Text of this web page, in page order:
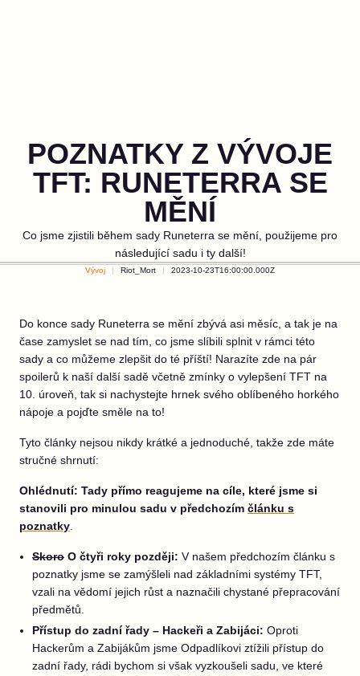
POZNATKY Z VÝVOJE
TFT: RUNETERRA SE
MĚNÍ
Co jsme zjistili během sady Runeterra se mění, použijeme pro
následující sadu i ty další!
Vývoj Riot_Mort 2023-10-23T16:00:00.000Z
Do konce sady Runeterra se mění zbývá asi měsíc, a tak je na
čase zamyslet se nad tím, co jsme slíbili splnit v rámci této
sady a co můžeme zlepšit do té příští! Narazíte zde na pár
spoilerů k naší další sadě včetně zmínky o vylepšení TFT na
10. úroveň, tak si nachystejte hrnek svého oblíbeného horkého
nápoje a pojďte směle na to!
Tyto články nejsou nikdy krátké a jednoduché, takže zde máte
stručné shrnutí:
Ohlédnutí: Tady přímo reagujeme na cíle, které jsme si
stanovili pro minulou sadu v předchozím článku s
poznatky
Skoro O čtyři roky později: V našem předchozím článku s
poznatky jsme se zamýšleli nad základními systémy TFT,
vzali na vědomí jejich růst a naznačili chystané přepracování
předmětů.
Přístup do zadní řady – Hackeři a Zabijáci: Oproti
Hackerům a Zabijákům jsme Odpadlíkovi ztížili přístup do
zadní řady, rádi bychom si však vyzkoušeli sadu, ve které